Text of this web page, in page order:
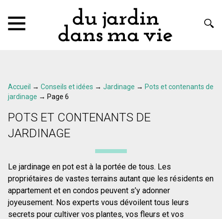
Accueil → Conseils et idées → Jardinage → Pots et contenants de
jardinage → Page 6
POTS ET CONTENANTS DE
JARDINAGE
Le jardinage en pot est à la portée de tous. Les
propriétaires de vastes terrains autant que les résidents en
appartement et en condos peuvent s’y adonner
joyeusement. Nos experts vous dévoilent tous leurs
secrets pour cultiver vos plantes, vos fleurs et vos